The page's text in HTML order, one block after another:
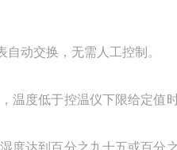
动交换，无需人工控制。
温度低于控温仪下限给定值
度达到百分之九十五或百分